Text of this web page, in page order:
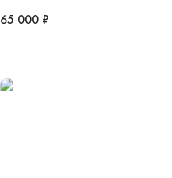
65 000 ₽